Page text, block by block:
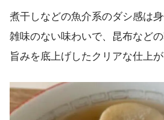
煮干しなどの魚介系のダシ感は
雑味のない味わいで、昆布など
旨みを底上げしたクリアな仕上